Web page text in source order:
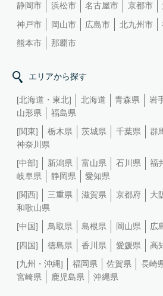
静岡市
浜松市 名古屋市 京都市
神戸市
岡山市 広島市 北九州市
熊本市
那覇市
エリアから探す
[北海道・東北] 北海道 青森県 岩
山形県
福島県
[関東]
栃木県 茨城県 千葉県 群
神奈川県
[中部]
新潟県 富山県 石川県 福
岐阜県
静岡県
愛知県
[関西]
三重県 滋賀県 京都府 大
和歌山県
[中国]
鳥取県 島根県 岡山県 広
[四国]
徳島県 香川県 愛媛県
高
[九州・沖縄]
福岡県 佐賀県 長崎
宮崎県
鹿児島県 沖縄県